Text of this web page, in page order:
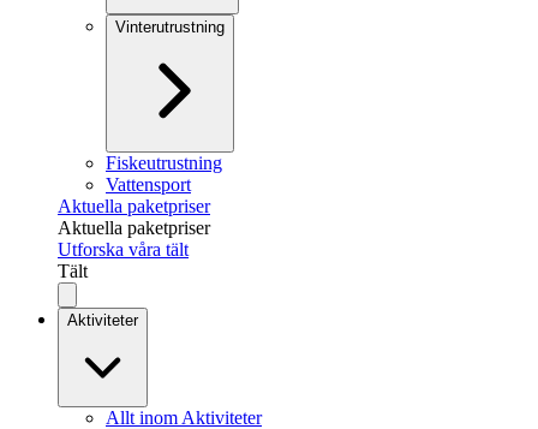
Vinterutrustning
Fiskeutrustning
Vattensport
Aktuella paketpriser
Aktuella paketpriser
Utforska våra tält
Tält
Aktiviteter
Allt inom Aktiviteter